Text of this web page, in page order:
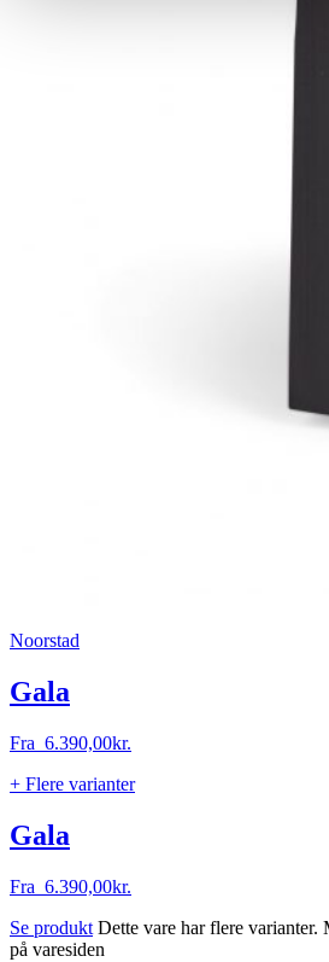
Noorstad
Gala
Fra 6.390,00kr.
+ Flere varianter
Gala
Fra 6.390,00kr.
Se produkt Dette vare har flere
på varesiden